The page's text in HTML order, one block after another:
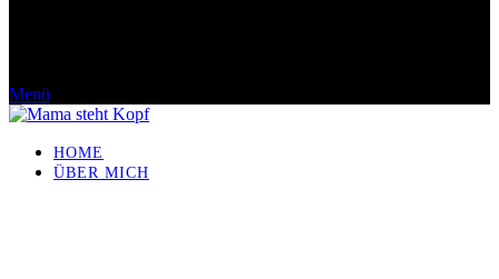
Menü
HOME
ÜBER MICH